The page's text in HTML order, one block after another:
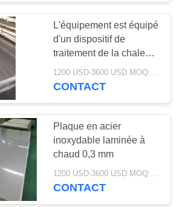
L'équipement est équipé
d'un dispositif de
traitement de la chaleur,
de la chaleur et de la
chaleur.
CONTACT
Plaque en acier
inoxydable laminée à
chaud 0,3 mm
CONTACT